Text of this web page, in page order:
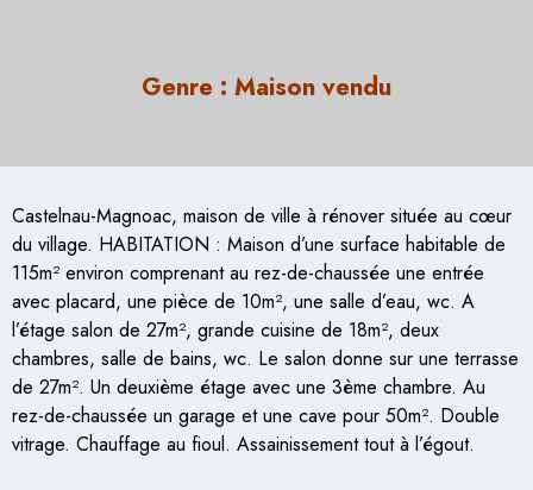
Genre : Maison vendu
Castelnau-Magnoac, maison de ville à rénover située au cœur
du village. HABITATION : Maison d’une surface habitable de
115m² environ comprenant au rez-de-chaussée une entrée
avec placard, une pièce de 10m², une salle d’eau, wc. A
l’étage salon de 27m², grande cuisine de 18m², deux
chambres, salle de bains, wc. Le salon donne sur une terrasse
de 27m². Un deuxième étage avec une 3ème chambre. Au
rez-de-chaussée un garage et une cave pour 50m². Double
vitrage. Chauffage au fioul. Assainissement tout à l’égout.